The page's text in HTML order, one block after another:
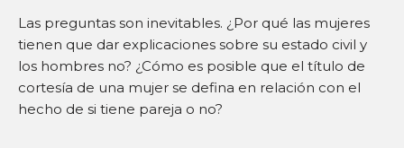
Las preguntas son inevitables. ¿Por qué las mujeres
tienen que dar explicaciones sobre su estado civil y
los hombres no? ¿Cómo es posible que el título de
cortesía de una mujer se defina en relación con el
hecho de si tiene pareja o no?